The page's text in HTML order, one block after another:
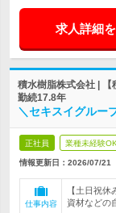
求人詳細
積水樹脂株式会社 |
勤続17.8年
＼セキスイグルー
正社員 業種未経験OK
情報更新日：2026/07/21
仕事内容
【土日祝
資材などの